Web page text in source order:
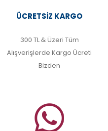
ÜCRETSIZ KARGO
300 TL & Üzeri Tüm
Alışverişlerde Kargo Ücreti
Bizden